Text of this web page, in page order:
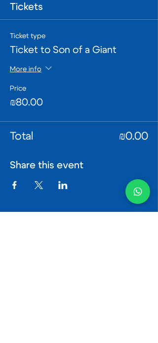
Tickets
Ticket type
Ticket to Son of a Giant
More info
Price
₪80.00
Total ₪0.00
Share this event